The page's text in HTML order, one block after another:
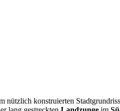
nützlich konstruierten